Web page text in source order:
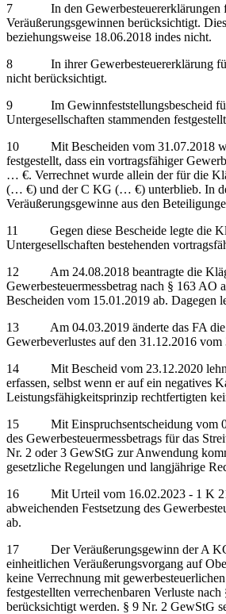
7 In den Gewerbesteuererklärungen für
Veräußerungsgewinnen berücksichtigt.
beziehungsweise 18.06.2018 indes nicht.
8 In ihrer Gewerbesteuererklärung für
nicht berücksichtigt.
9 Im Gewinnfeststellungsbescheid für
Untergesellschaften stammenden
10 Mit Bescheiden vom 31.07.2018
festgestellt, dass ein vortragsfähiger
… €. Verrechnet wurde allein der für die
(… €) und der C KG (… €) unterblieb. In
Veräußerungsgewinne aus den
11 Gegen diese Bescheide legte die
Untergesellschaften bestehenden
12 Am 24.08.2018 beantragte die
Gewerbesteuermessbetrag nach § 163
Bescheiden vom 15.01.2019 ab. Dagegen
13 Am 04.03.2019 änderte das FA die
Gewerbeverlustes auf den 31.12.2016
14 Mit Bescheid vom 23.12.2020 lehnte
erfassen, selbst wenn er auf ein negatives
Leistungsfähigkeitsprinzip rechtfertigten
15 Mit Einspruchsentscheidung vom
des Gewerbesteuermessbetrags für das
Nr. 2 oder 3 GewStG zur Anwendung
gesetzliche Regelungen und langjährige
16 Mit Urteil vom 16.02.2023 - 1 K 21/21
abweichenden Festsetzung des
ab.
17 Der Veräußerungsgewinn der A KG
einheitlichen Veräußerungsvorgang auf
keine Verrechnung mit
festgestellten verrechenbaren Verluste
berücksichtigt werden. § 9 Nr. 2 GewStG